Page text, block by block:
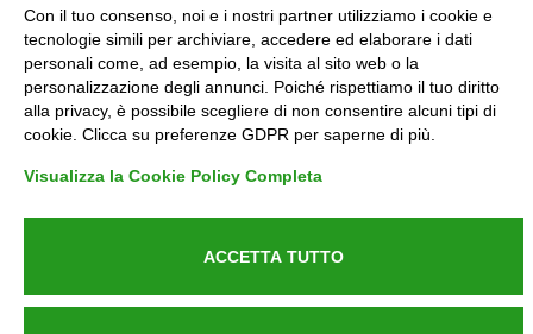
Reclami
Rimborsi ed Indennizzi
Con il tuo consenso, noi e i nostri partner utilizziamo i cookie e
tecnologie simili per archiviare, accedere ed elaborare i dati
personali come, ad esempio, la visita al sito web o la
personalizzazione degli annunci. Poiché rispettiamo il tuo diritto
alla privacy, è possibile scegliere di non consentire alcuni tipi di
cookie. Clicca su preferenze GDPR per saperne di più.
Visualizza la Cookie Policy Completa
ACCETTA TUTTO